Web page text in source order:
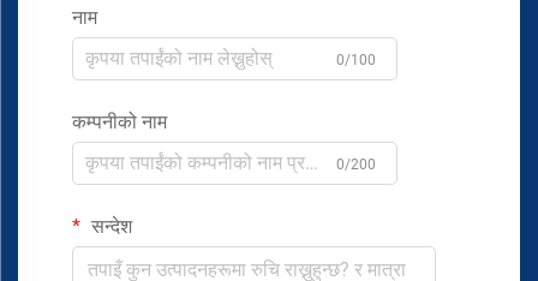
नाम
0/100
कम्पनीको नाम
0/200
सन्देश